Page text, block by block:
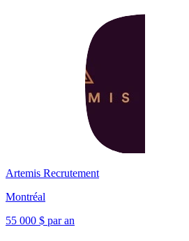
Artemis Recrutement
Montréal
55 000 $ par an